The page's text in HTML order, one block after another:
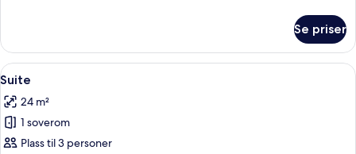
–
junior
Se priser
Åpne
alle
bildene
av
Suite
Suite | Skrivebord,
12
Suite
24 m²
1 soverom
Plass til 3 personer